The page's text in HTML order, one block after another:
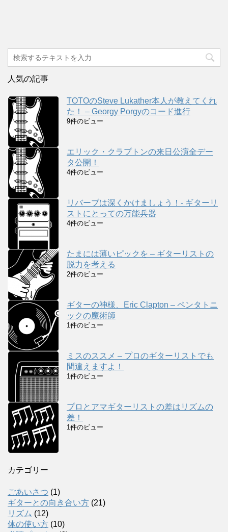
人気の記事
TOTOのSteve Lukather本人が教えてくれ
た！ – Georgy Porgyのコード進行
9件のビュー
エリック・クラプトンの来日公演全デー
タ公開！
4件のビュー
リバーブは深くかけましょう！- ギターリ
ストにとっての万能兵器
4件のビュー
たまには薄いピックを – ギターリストの
脱力を考える
2件のビュー
ギターの神様、Eric Clapton – ペンタトニ
ックの魔術師
1件のビュー
ミスのススメ – プロのギターリストでも
間違えますよ！
1件のビュー
プロとアマギターリストの差はリズムの
差！
1件のビュー
カテゴリー
ごあいさつ (1)
ギターとの向き合い方 (21)
リズム (12)
体の使い方 (10)